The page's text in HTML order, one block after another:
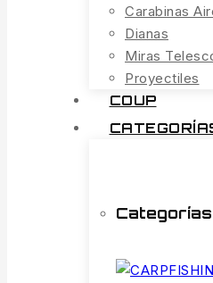
Carabinas
Dianas
Miras
Proyectiles
COUP
Categorías